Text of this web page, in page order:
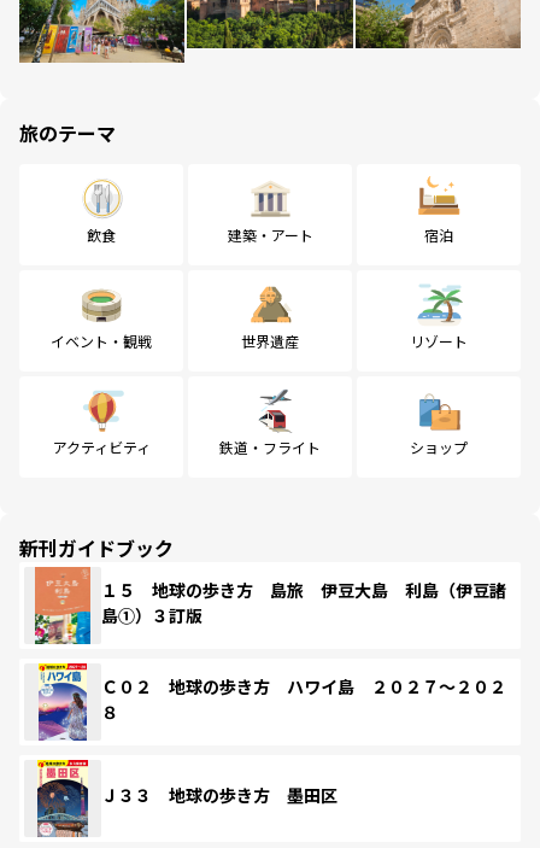
旅のテーマ
飲食 建築・アート 宿泊
イベント・観戦 世界遺産 リゾート
アクティビティ 鉄道・フライト ショップ
新刊ガイドブック
１５ 地球の歩き方 島旅 伊豆大島 利島（伊豆諸
島①）３訂版
Ｃ０２ 地球の歩き方 ハワイ島 ２０２７～２０２
８
Ｊ３３ 地球の歩き方 墨田区